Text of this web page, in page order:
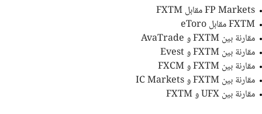
FP Markets مقابل FXTM
FXTM مقابل eToro
مقارنة بين FXTM و AvaTrade
مقارنة بين FXTM و Evest
مقارنة بين FXTM و FXCM
مقارنة بين FXTM و IC Markets
مقارنة بين UFX و FXTM